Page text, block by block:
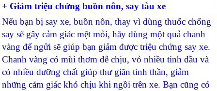
+ Giảm triệu chứng buồn nôn, say tàu xe
Nếu bạn bị say xe, buồn nôn, thay vì dùng thuốc chống
say sẽ gây cảm giác mệt mỏi, hãy dùng một quả chanh
vàng để ngửi sẽ giúp bạn giảm được triệu chứng say xe.
Chanh vàng có mùi thơm dễ chịu, vỏ nhiều tinh dầu và
có nhiều dưỡng chất giúp thư giãn tinh thần, giảm
những cảm giác khó chịu khi ngồi trên xe. Bạn cũng có